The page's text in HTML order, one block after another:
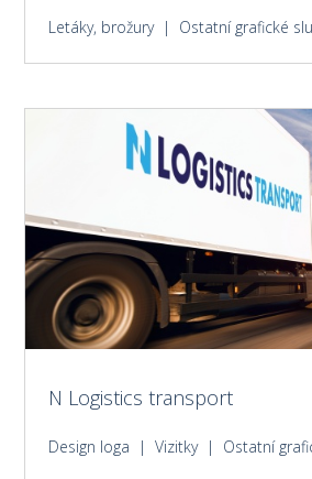
Letáky, brožury | Ostatní grafické
N Logistics transport
Design loga | Vizitky | Ostatní